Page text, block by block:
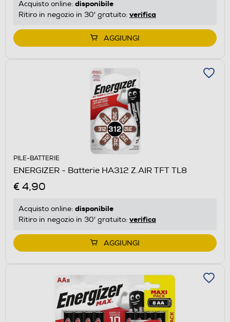
Acquisto online: disponibile
Ritiro in negozio in 30' gratuito: verifica
AGGIUNGI
PILE-BATTERIE
ENERGIZER - Batterie HA312 Z.AIR TFT TL8
€ 4,90
Acquisto online: disponibile
Ritiro in negozio in 30' gratuito: verifica
AGGIUNGI